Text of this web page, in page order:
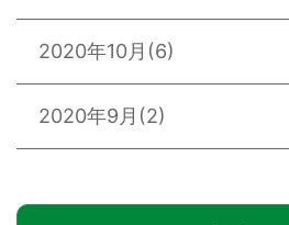
2020年10月 (6)
2020年9月 (2)